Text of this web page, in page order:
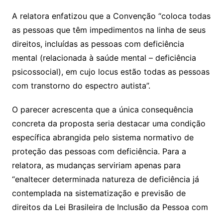
A relatora enfatizou que a Convenção “coloca todas
as pessoas que têm impedimentos na linha de seus
direitos, incluídas as pessoas com deficiência
mental (relacionada à saúde mental – deficiência
psicossocial), em cujo locus estão todas as pessoas
com transtorno do espectro autista”.
O parecer acrescenta que a única consequência
concreta da proposta seria destacar uma condição
específica abrangida pelo sistema normativo de
proteção das pessoas com deficiência. Para a
relatora, as mudanças serviriam apenas para
“enaltecer determinada natureza de deficiência já
contemplada na sistematização e previsão de
direitos da Lei Brasileira de Inclusão da Pessoa com